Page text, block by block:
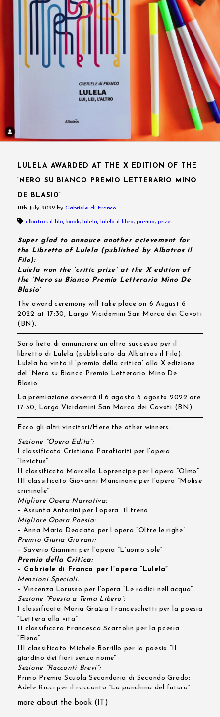
LULELA AWARDED AT THE X EDITION OF THE
‘NERO SU BIANCO PREMIO LETTERARIO MINO
DE BLASIO’
11th July 2022 by Gabriele di Franco
albatros il filo, book, lulela, lulela il libro, premio, prize
Super glad to annouce another acievement for
the Libretto of Lulela (published by Albatros il
Filo):
Lulela won the ‘critic prize’ at the X edition of
the ‘Nero su Bianco Premio Letterario Mino De
Blasio’
The award ceremony will take place on 6 August 6
2022 at 17:30, Largo Vicidomini San Marco dei Cavoti
(BN).
Sono lieto di annunciare un altro successo per il
libretto di Lulela (pubblicato da Albatros il Filo):
Lulela ha vinto il ‘premio della critica’ alla X edizione
del ‘Nero su Bianco Premio Letterario Mino De
Blasio’.
La premiazione avverrà il 6 agosto 6 agosto 2022 ore
17:30, Largo Vicidomini San Marco dei Cavoti (BN).
Ecco gli altri vincitori/Here the other winners:
Sezione “Opera Edita”:
I classificato Cristiano Parafioriti per l’opera
“Invictus”
II classificato Marcello Loprencipe per l’opera “Olmo”
III classificato Giovanni Mancinone per l’opera “Molise
criminale”
Migliore Opera Narrativa:
– Assunta Antonini per l’opera “Il treno”
Migliore Opera Poesia:
– Anna Maria Deodato per l’opera “Oltre le righe”
Premio Giuria Giovani:
– Saverio Giannini per l’opera “L’uomo sole”
Premio della Critica:
– Gabriele di Franco per l’opera “Lulela”
Menzioni Speciali:
– Vincenza Lorusso per l’opera “Le radici nell’acqua”
Sezione “Poesia a Tema Libero”:
I classificata Maria Grazia Franceschetti per la poesia
“Lettera alla vita”
II classificata Francesca Scattolin per la poesia
“Elena”
III classificato Michele Borrillo per la poesia “Il
giardino dei fiori senza nome”
Sezione “Racconti Brevi”:
Primo Premio Scuola Secondaria di Secondo Grado:
Adele Ricci per il racconto “La panchina del futuro”
more about the book (IT)